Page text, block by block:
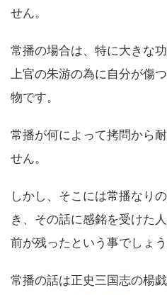
せん。
常播の場合は、特に大きな
上官の朱游の為に自分が傷
物です。
常播が何によって拷問から
せん。
しかし、そこには常播なり
き、その話に感銘を受けた
前が残ったという事でしょう
常播の話は正史三国志の楊